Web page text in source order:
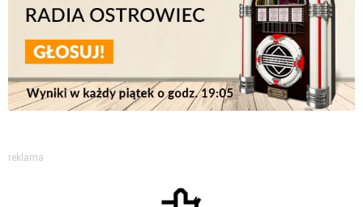
reklama